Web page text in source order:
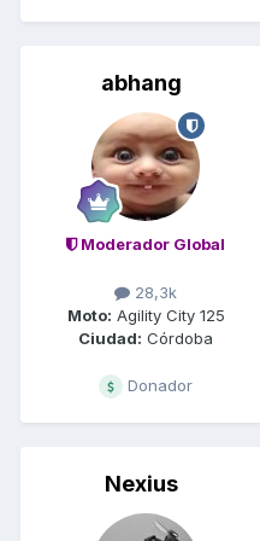
abhang
Moderador Global
28,3k
Moto: Agility City 125
Ciudad: Córdoba
Donador
Nexius